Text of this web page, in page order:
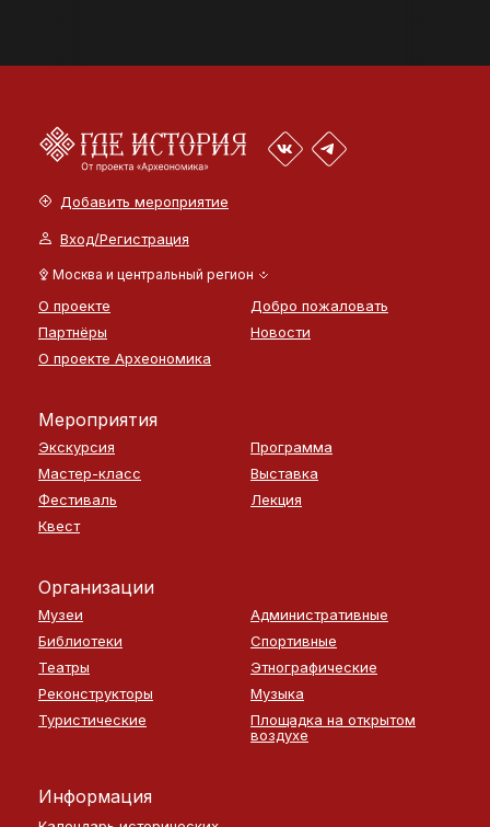
Добавить мероприятие
Вход/Регистрация
Москва и центральный регион
О проекте
Добро пожаловать
Партнёры
Новости
О проекте Археономика
Мероприятия
Экскурсия
Программа
Мастер-класс
Выставка
Фестиваль
Лекция
Квест
Организации
Музеи
Административные
Библиотеки
Спортивные
Театры
Этнографические
Реконструкторы
Музыка
Туристические
Площадка на открытом
воздухе
Информация